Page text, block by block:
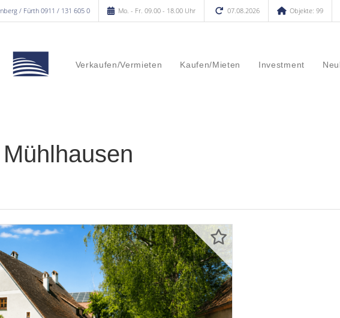
/ Fürth 0911 / 131 605 0 Mo. - Fr. 09.00 - 18.00 Uhr 07.08.2026 Objekte: 99
Verkaufen/Vermieten Kaufen/Mieten Investment